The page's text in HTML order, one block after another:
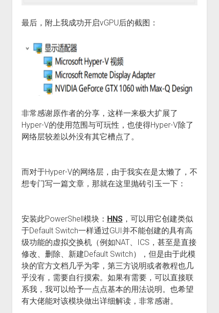
最后，附上我成功开启vGPU后的截图：
非常感谢原作者的分享，这样一来极大扩展了
Hyper-V的使用范围与可玩性，也使得Hyper-V除了
网络层较差以外没有其它槽点了。
而对于Hyper-V的网络层，由于我实在是太懒了，不
想专门写一篇文章，那就在这里抛砖引玉一下：
安装此PowerShell模块： HNS，可以用它创建类似
于Default Switch一样通过GUI并不能创建的具有高
级功能的虚拟交换机（例如NAT、ICS，甚至是直接
修改、删除、新建Default Switch），但是由于此模
块的官方文档几乎为零，第三方说明或者教程也几
乎没有，需要自行摸索。如果有需要，可以直接联
系我，我可以给予一点点基本的用法说明。也希望
有大佬能对该模块做出详细解读，非常感谢。